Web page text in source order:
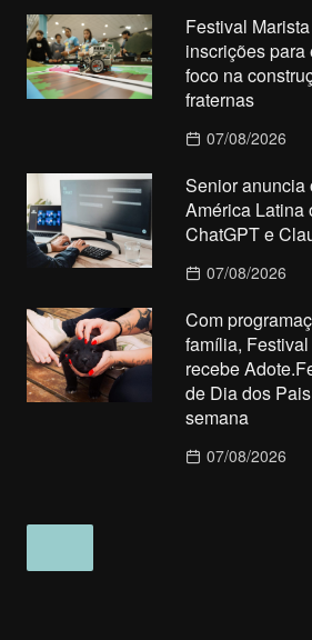
Festival
inscrições
foco na
fraternas
07/08/2026
Senior anuncia
América Latina
ChatGPT e
07/08/2026
Com
família,
recebe
de Dia dos
semana
07/08/2026